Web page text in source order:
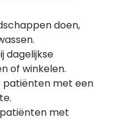
doen,
dagelijkse
of winkelen.
patiënten met een
met